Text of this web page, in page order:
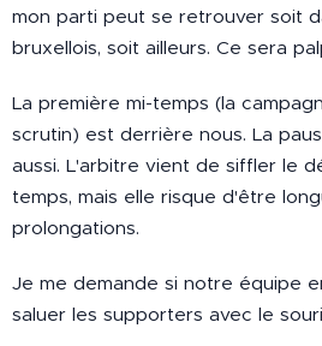
mon parti peut se retrouver soit
bruxellois, soit ailleurs. Ce sera
La première mi-temps (la
scrutin) est derrière nous. La
aussi. L'arbitre vient de siffler le
temps, mais elle risque d'être
prolongations.
Je me demande si notre équipe
saluer les supporters avec le